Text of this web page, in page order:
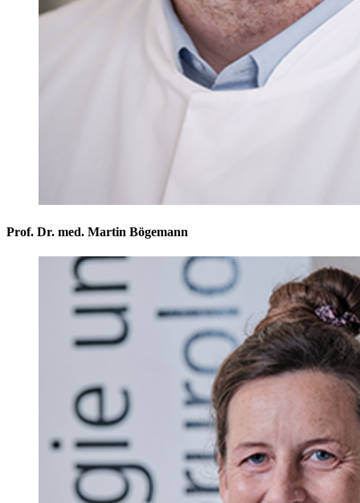
Prof. Dr. med. Martin Bögemann